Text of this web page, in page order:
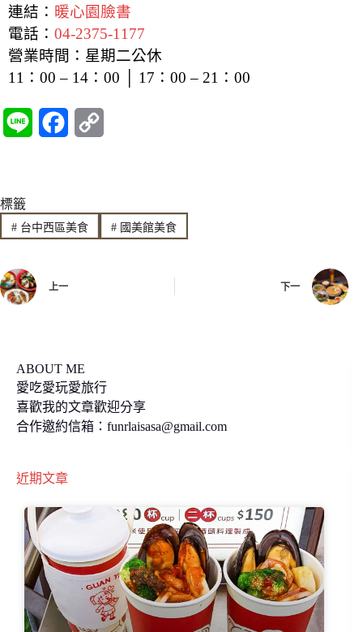
連結： 暖心園臉書
電話： 04-2375-1177
營業時間：星期二公休
11：00 – 14：00 │ 17：00 – 21：00
e e
b
y
L
標籤
#台中西區美食 #國美館美食
上一 下一
ABOUT ME
愛吃愛玩愛旅行
喜歡我的文章歡迎分享
合作邀約信箱： funrlaisasa@gmail.com
近期文章